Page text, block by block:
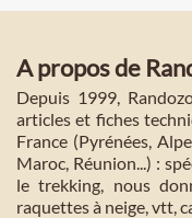
A propos de
Depuis 1999,
articles et fiches
France (Pyrénées,
Maroc, Réunion...) :
le trekking, nous
raquettes à neige, vtt,